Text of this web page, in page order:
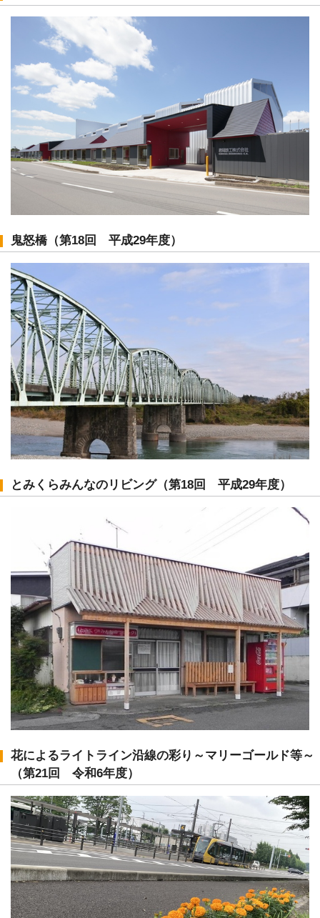
鬼怒橋（第18回 平成29年度）
とみくらみんなのリビング（第18回 平成29年度）
花によるライトライン沿線の彩り～マリーゴールド等～
（第21回 令和6年度）